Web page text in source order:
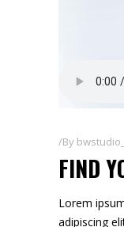
By
FIND
Lorem
adipiscing